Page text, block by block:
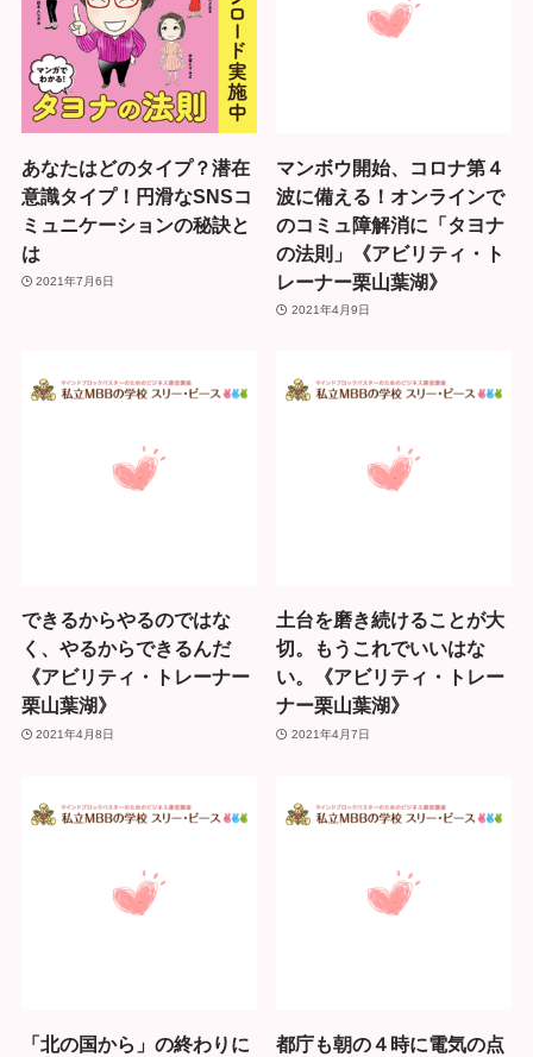
あなたはどのタイプ？潜在
意識タイプ！円滑なSNSコ
ミュニケーションの秘訣と
は
2021年7月6日
マンボウ開始、コロナ第４
波に備える！オンラインで
のコミュ障解消に「タヨナ
の法則」《アビリティ・ト
レーナー栗山葉湖》
2021年4月9日
できるからやるのではな
く、やるからできるんだ
《アビリティ・トレーナー
栗山葉湖》
2021年4月8日
土台を磨き続けることが大
切。もうこれでいいはな
い。《アビリティ・トレー
ナー栗山葉湖》
2021年4月7日
「北の国から」の終わりに
都庁も朝の４時に電気の点